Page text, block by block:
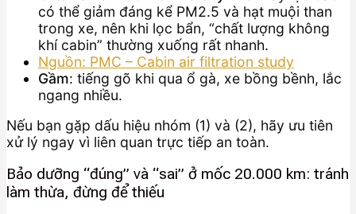
có thể giảm đáng kể PM2.5 và hạt muội than
trong xe, nên khi lọc bẩn, “chất lượng không
khí cabin” thường xuống rất nhanh.
Nguồn: PMC – Cabin air filtration study
Gầm: tiếng gõ khi qua ổ gà, xe bồng bềnh, lắc
ngang nhiều.
Nếu bạn gặp dấu hiệu nhóm (1) và (2), hãy ưu tiên
xử lý ngay vì liên quan trực tiếp an toàn.
Bảo dưỡng “đúng” và “sai” ở mốc 20.000 km: tránh
làm thừa, đừng để thiếu